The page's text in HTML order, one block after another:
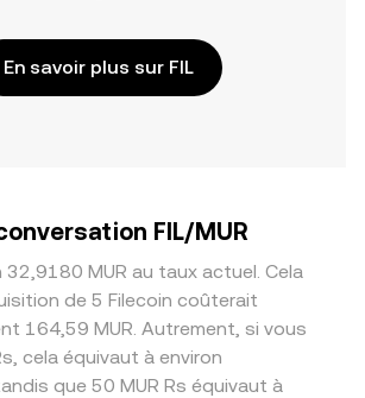
En savoir plus sur FIL
FIL/MUR
32,9180 MUR au taux actuel. Cela
de 5 Filecoin coûterait
164,59 MUR. Autrement, si vous
cela équivaut à environ
que 50 MUR Rs équivaut à